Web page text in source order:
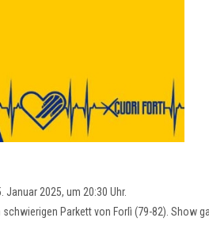
2025, um 20:30 Uhr.
Parkett von Forlì (79-82). Show